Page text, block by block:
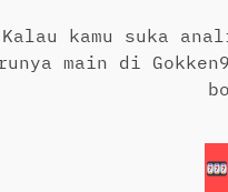
Kalau kamu suka
main di